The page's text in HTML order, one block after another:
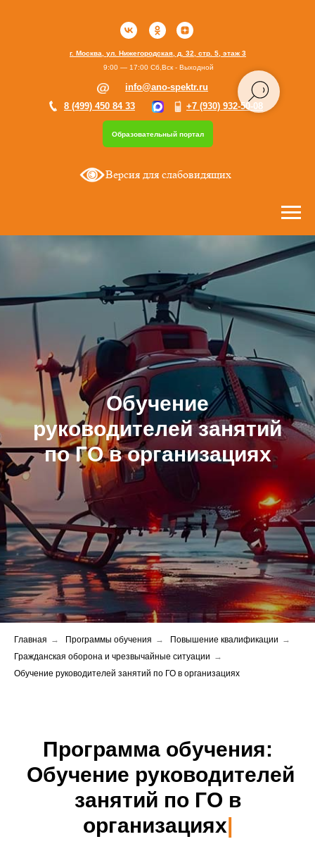
Образовательный портал
г. Москва, ул. Нижегородская, д. 32, стр. 5, этаж 3
+7 (930) 932-50-08
8 (499) 450 84 33
info@ano-spektr.ru
9:00 — 17:00 Сб,Вск - Выходной
Версия для слабовидящих
Обучение
руководителей занятий
по ГО в организациях
Главная → Программы обучения → Повышение квалификации →
Гражданская оборона и чрезвычайные ситуации →
Обучение руководителей занятий по ГО в организациях
Программа обучения:
Обучение руководителей
занятий по ГО в
организациях|